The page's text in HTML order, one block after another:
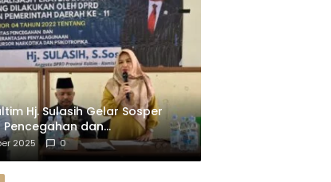
Hj. Sulasih Gelar Sosper
dan
NAPZA
2025 0